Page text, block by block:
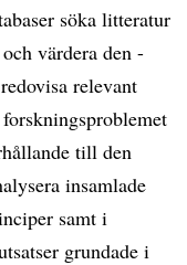
söka litteratur
värdera den -
relevant
till den
insamlade
samt i
grundade i